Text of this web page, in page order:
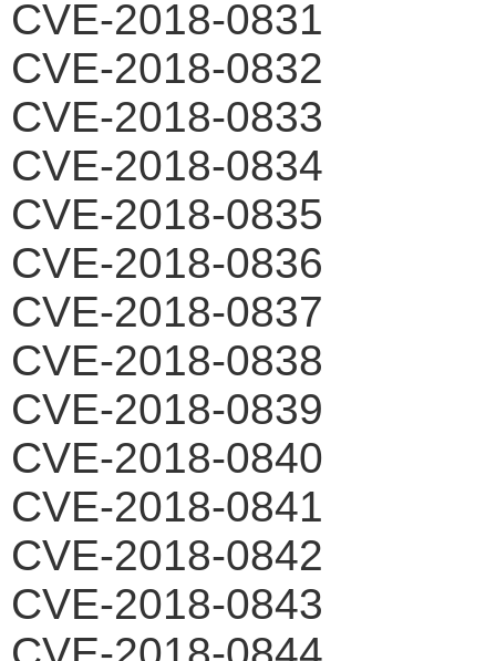
CVE-2018-0831
CVE-2018-0832
CVE-2018-0833
CVE-2018-0834
CVE-2018-0835
CVE-2018-0836
CVE-2018-0837
CVE-2018-0838
CVE-2018-0839
CVE-2018-0840
CVE-2018-0841
CVE-2018-0842
CVE-2018-0843